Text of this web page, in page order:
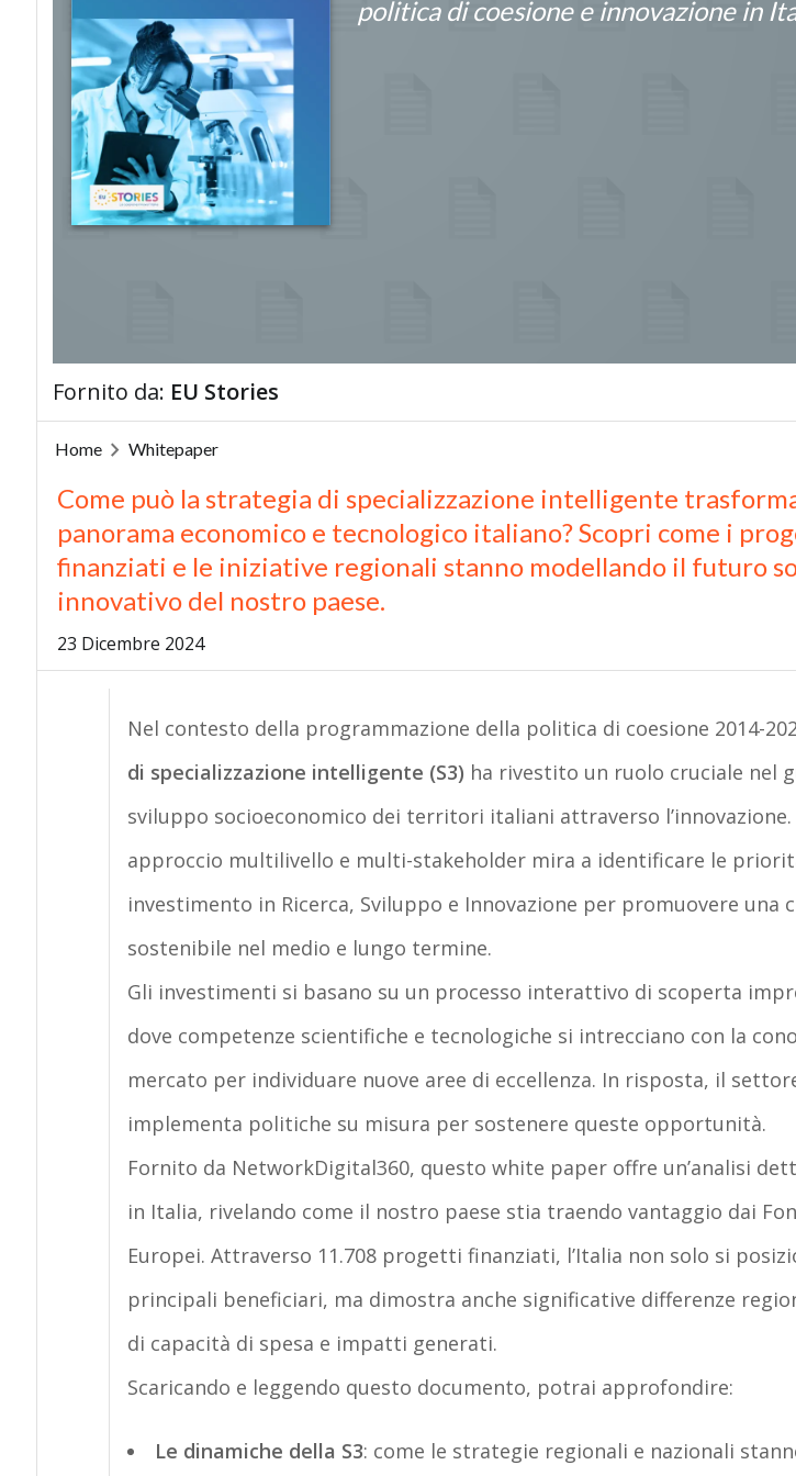
politica di coesione e innovazione in
Fornito da: EU Stories
Home Whitepaper
Come può la strategia di specializzazione intelligente
panorama economico e tecnologico italiano? Scopri come i
finanziati e le iniziative regionali stanno modellando il futuro
innovativo del nostro paese.
23 Dicembre 2024
Nel contesto della programmazione della politica di coesione 2014-
di specializzazione intelligente (S3) ha rivestito un ruolo cruciale nel
sviluppo socioeconomico dei territori italiani attraverso l’innovazione.
approccio multilivello e multi-stakeholder mira a identificare le
investimento in Ricerca, Sviluppo e Innovazione per promuovere una
sostenibile nel medio e lungo termine.
Gli investimenti si basano su un processo interattivo di scoperta
dove competenze scientifiche e tecnologiche si intrecciano con la
mercato per individuare nuove aree di eccellenza. In risposta, il
implementa politiche su misura per sostenere queste opportunità.
Fornito da NetworkDigital360, questo white paper offre un’analisi
in Italia, rivelando come il nostro paese stia traendo vantaggio dai
Europei. Attraverso 11.708 progetti finanziati, l’Italia non solo si
principali beneficiari, ma dimostra anche significative differenze
di capacità di spesa e impatti generati.
Scaricando e leggendo questo documento, potrai approfondire:
Le dinamiche della S3: come le strategie regionali e nazionali